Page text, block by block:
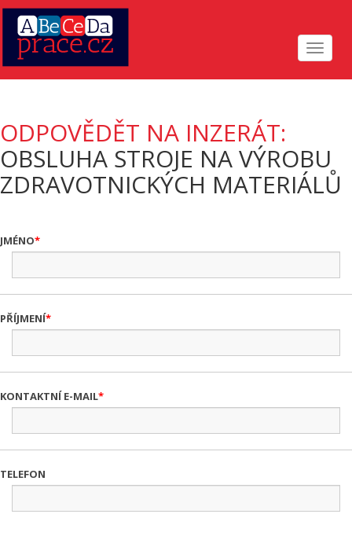
Toggle
ODPOVĚDĚT NA INZERÁT:
OBSLUHA STROJE NA VÝROBU
ZDRAVOTNICKÝCH MATERIÁLŮ
JMÉNO
PŘÍJMENÍ
KONTAKTNÍ E-MAIL
TELEFON